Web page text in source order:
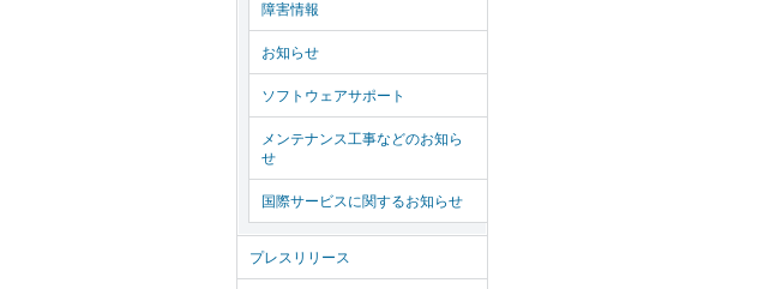
障害情報
お知らせ
ソフトウェアサポート
メンテナンス工事などのお知ら
せ
国際サービスに関するお知らせ
プレスリリース